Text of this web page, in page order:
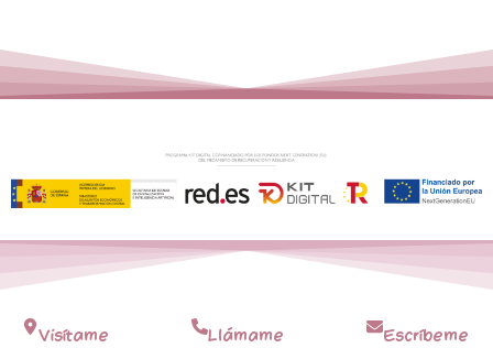
Visítame Llámame Escríbeme